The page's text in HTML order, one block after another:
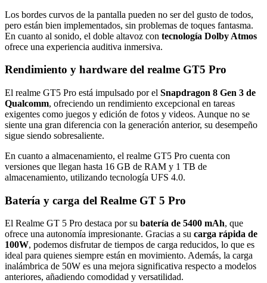
Los bordes curvos de la pantalla pueden no ser del gusto de todos,
pero están bien implementados, sin problemas de toques fantasma.
En cuanto al sonido, el doble altavoz con tecnología Dolby Atmos
ofrece una experiencia auditiva inmersiva.
Rendimiento y hardware del realme GT5 Pro
El realme GT5 Pro está impulsado por el Snapdragon 8 Gen 3 de
Qualcomm, ofreciendo un rendimiento excepcional en tareas
exigentes como juegos y edición de fotos y videos. Aunque no se
siente una gran diferencia con la generación anterior, su desempeño
sigue siendo sobresaliente.
En cuanto a almacenamiento, el realme GT5 Pro cuenta con
versiones que llegan hasta 16 GB de RAM y 1 TB de
almacenamiento, utilizando tecnología UFS 4.0.
Batería y carga del Realme GT 5 Pro
El Realme GT 5 Pro destaca por su batería de 5400 mAh, que
ofrece una autonomía impresionante. Gracias a su carga rápida de
100W, podemos disfrutar de tiempos de carga reducidos, lo que es
ideal para quienes siempre están en movimiento. Además, la carga
inalámbrica de 50W es una mejora significativa respecto a modelos
anteriores, añadiendo comodidad y versatilidad.